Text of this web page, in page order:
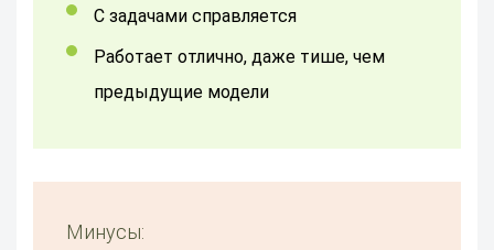
С задачами справляется
Работает отлично, даже тише, чем
предыдущие модели
Минусы: